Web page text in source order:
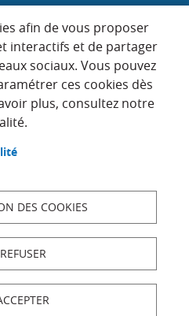
afin de vous proposer
interactifs et de partager
sociaux. Vous pouvez
ces cookies dès
plus, consultez notre
DES COOKIES
CONFORME